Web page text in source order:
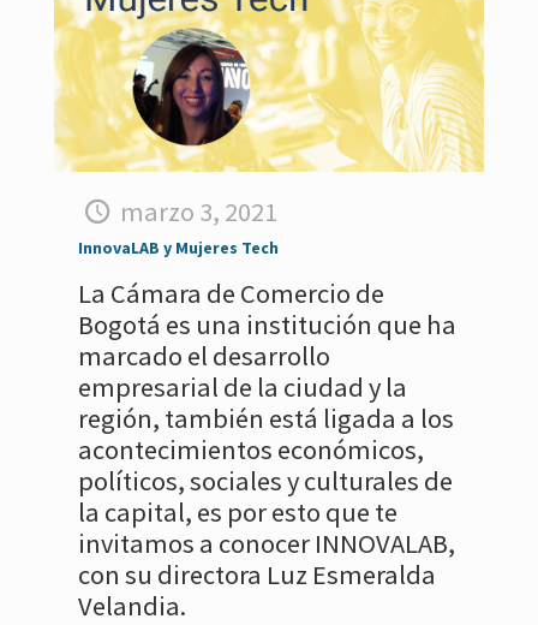
marzo 3, 2021
InnovaLAB y Mujeres Tech
La Cámara de Comercio de
Bogotá es una institución que ha
marcado el desarrollo
empresarial de la ciudad y la
región, también está ligada a los
acontecimientos económicos,
políticos, sociales y culturales de
la capital, es por esto que te
invitamos a conocer INNOVALAB,
con su directora Luz Esmeralda
Velandia.